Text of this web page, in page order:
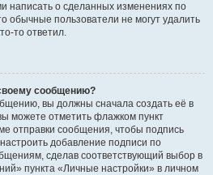
написать о сделанных изменениях по
обычные пользователи не могут удалить
то ответил.
сообщению?
вы должны сначала создать её в
можете отметить флажком пункт
отправки сообщения, чтобы подпись
добавление подписи по
сделав соответствующий выбор в
пункта «Личные настройки» в личном